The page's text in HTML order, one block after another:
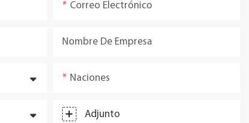
Correo Electrónico
Nombre De Empresa
Naciones
Adjunto